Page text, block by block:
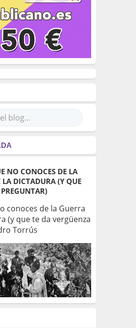
NO CONOCES DE LA
LA DICTADURA (Y QUE
conoces de la Guerra
(y que te da vergüenza
Torrús